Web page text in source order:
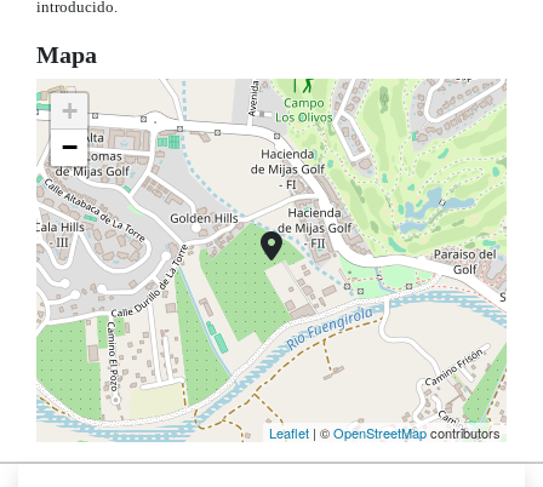
introducido.
Mapa
+
−
Leaflet | ©OpenStreetMapcontributors